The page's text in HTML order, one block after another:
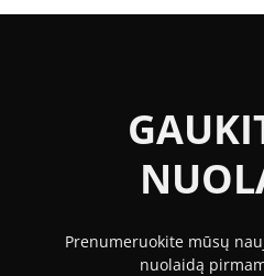
Prenumeruokite mūsų
nuolaidą